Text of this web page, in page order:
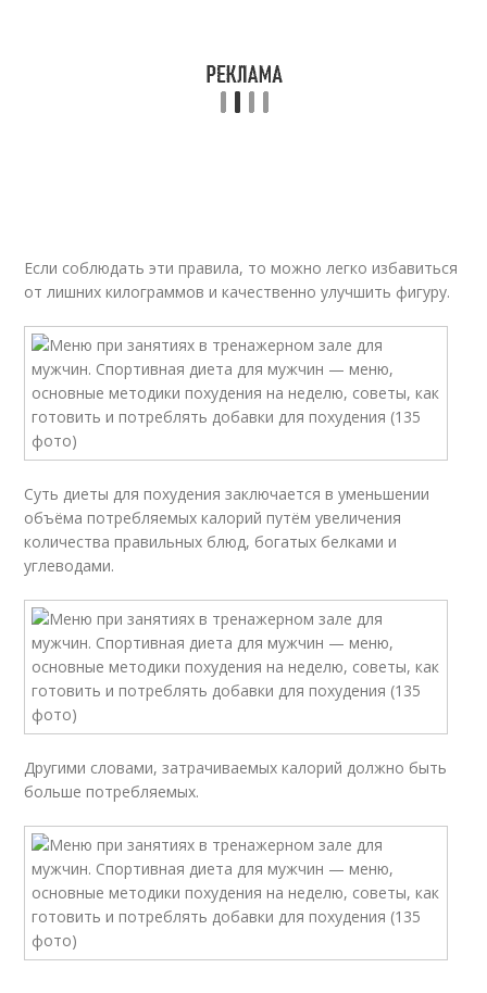
Если соблюдать эти правила, то можно легко избавиться
от лишних килограммов и качественно улучшить фигуру.
Суть диеты для похудения заключается в уменьшении
объёма потребляемых калорий путём увеличения
количества правильных блюд, богатых белками и
углеводами.
Другими словами, затрачиваемых калорий должно быть
больше потребляемых.